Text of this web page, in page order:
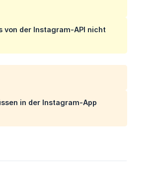
der Instagram-API nicht
in der Instagram-App